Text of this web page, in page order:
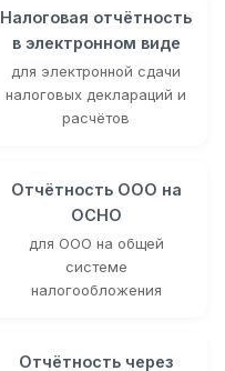
Налоговая отчётность
в электронном виде
для электронной сдачи
налоговых деклараций и
расчётов
Отчётность ООО на
ОСНО
для ООО на общей
системе
налогообложения
Отчётность через